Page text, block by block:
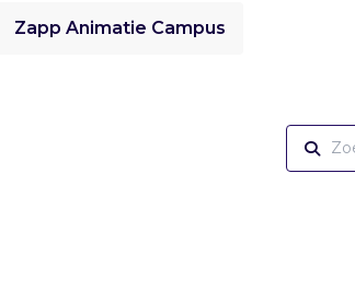
Zapp Animatie Campus